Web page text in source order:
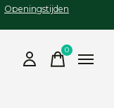
Openingstijden
0items